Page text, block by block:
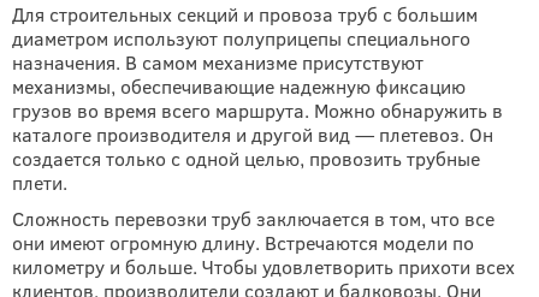
Для строительных секций и провоза труб с большим
диаметром используют полуприцепы специального
назначения. В самом механизме присутствуют
механизмы, обеспечивающие надежную фиксацию
грузов во время всего маршрута. Можно обнаружить в
каталоге производителя и другой вид — плетевоз. Он
создается только с одной целью, провозить трубные
плети.
Сложность перевозки труб заключается в том, что все
они имеют огромную длину. Встречаются модели по
километру и больше. Чтобы удовлетворить прихоти всех
клиентов, производители создают и балковозы. Они